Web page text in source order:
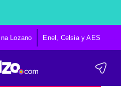
Lozano Enel, Celsia y AES